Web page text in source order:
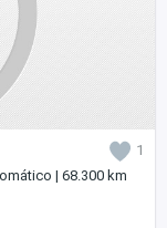
1
| 68.300 km